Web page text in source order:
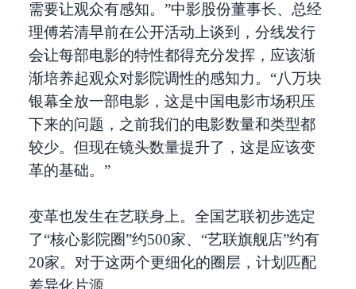
需要让观众有感知。”中影股份董事长、总经
理傅若清早前在公开活动上谈到，分线发行
会让每部电影的特性都得充分发挥，应该渐
渐培养起观众对影院调性的感知力。“八万块
银幕全放一部电影，这是中国电影市场积压
下来的问题，之前我们的电影数量和类型都
较少。但现在镜头数量提升了，这是应该变
革的基础。”
变革也发生在艺联身上。全国艺联初步选定
了“核心影院圈”约500家、“艺联旗舰店”约有
20家。对于这两个更细化的圈层，计划匹配